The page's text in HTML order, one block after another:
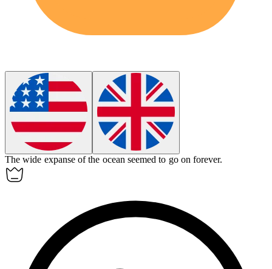
The wide expanse of the ocean seemed to go on forever.